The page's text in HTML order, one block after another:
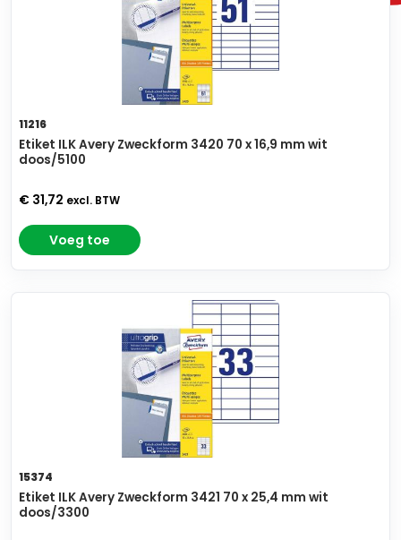
11216
Etiket ILK Avery Zweckform 3420 70 x 16,9 mm wit
doos/5100
€ 31,72 excl. BTW
Voeg toe
15374
Etiket ILK Avery Zweckform 3421 70 x 25,4 mm wit
doos/3300